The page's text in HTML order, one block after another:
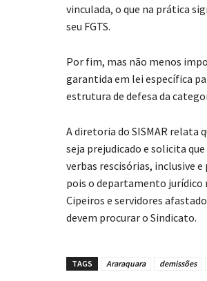
vinculada, o que na prática
seu FGTS.
Por fim, mas não menos
garantida em lei específica
estrutura de defesa da
A diretoria do SISMAR relata
seja prejudicado e solicita
verbas rescisórias, inclusive
pois o departamento jurídico
Cipeiros e servidores
devem procurar o Sindicato.
TAGS Araraquara demissões